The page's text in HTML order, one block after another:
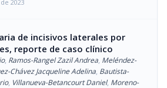
2023
de incisivos laterales por
reporte de caso clínico
, Ramos-Rangel Zazil Andrea, Meléndez-
Chávez Jacqueline Adelina, Bautista-
, Villanueva-Betancourt Daniel, Moreno-